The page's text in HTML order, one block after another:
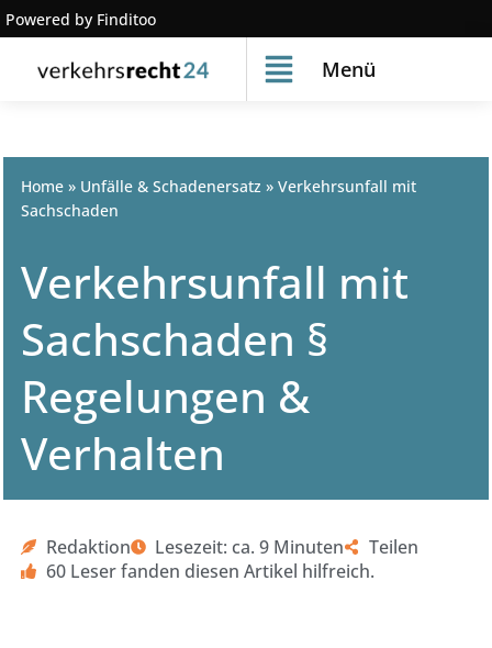
Powered by Finditoo
Menü
Home » Unfälle & Schadenersatz » Verkehrsunfall mit
Sachschaden
Verkehrsunfall mit
Sachschaden §
Regelungen &
Verhalten
Redaktion Lesezeit: ca. 9 Minuten
Teilen
60 Leser fanden diesen Artikel hilfreich.